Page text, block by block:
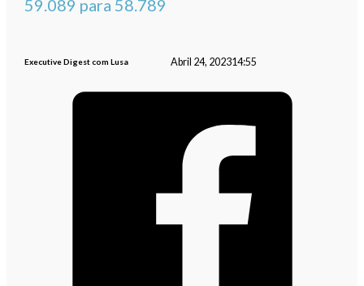
59.089 para 58.789
Executive Digest com Lusa Abril 24, 202314:55